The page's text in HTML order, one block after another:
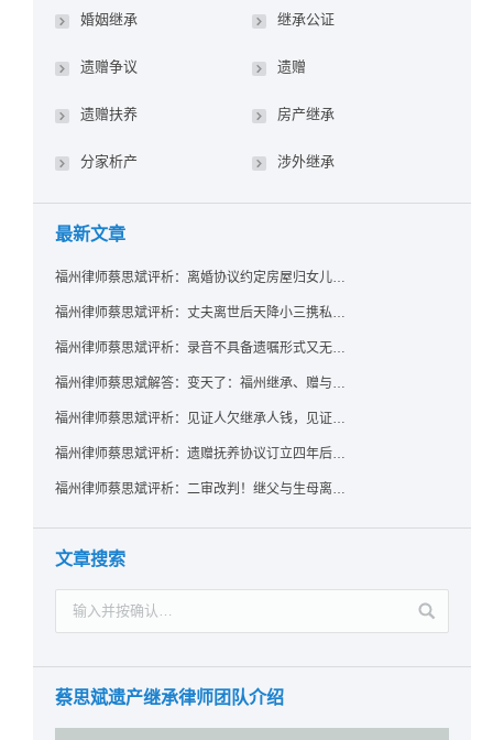
婚姻继承 继承公证
遗赠争议 遗赠
遗赠扶养 房产继承
分家析产 涉外继承
最新文章
福州律师蔡思斌评析：离婚协议约定房屋归女儿所有，父亲去世后继母能否拒绝过户？
福州律师蔡思斌评析：丈夫离世后天降小三携私生子争遗产，法院正义判决保住原配80%份额！
福州律师蔡思斌评析：录音不具备遗嘱形式又无法证明赠与意愿——法院：按法定继承处理
福州律师蔡思斌解答：变天了：福州继承、赠与房产转让要收20%个税？福州国税官方回复来了！
福州律师蔡思斌评析：见证人欠继承人钱，见证遗嘱还有效吗？
福州律师蔡思斌评析：遗赠抚养协议订立四年后丧失民事行为能力，协议有效吗？
福州律师蔡思斌评析：二审改判！继父与生母离婚后，曾受其抚养的继子女是否仍享有继承权？
文章搜索
蔡思斌遗产继承律师团队介绍